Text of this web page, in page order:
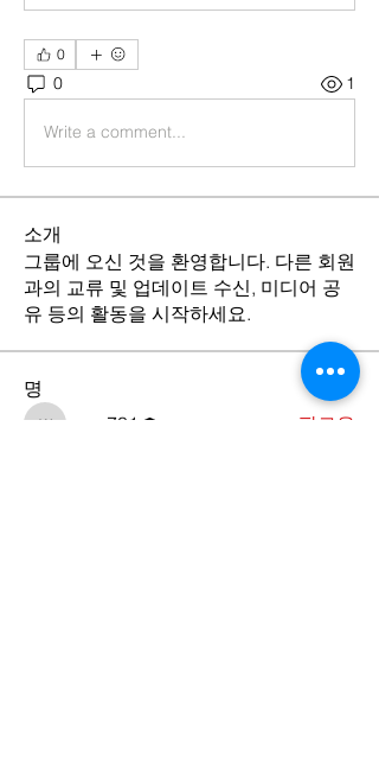
0
0 1
Write a comment...
소개
그룹에 오신 것을 환영합니다. 다른 회원
과의 교류 및 업데이트 수신, 미디어 공
유 등의 활동을 시작하세요.
명
wmc731
팔로우